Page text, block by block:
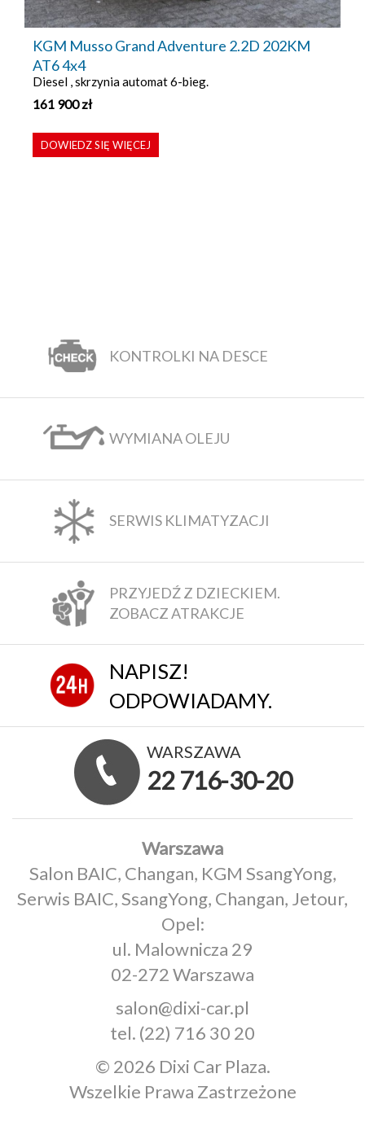
KGM Musso Grand Adventure 2.2D 202KM
AT6 4x4
Diesel , skrzynia automat 6-bieg.
161 900zł
DOWIEDZ SIĘ WIĘCEJ
KONTROLKI NA DESCE
WYMIANA OLEJU
SERWIS KLIMATYZACJI
PRZYJEDŹ Z DZIECKIEM.
ZOBACZ ATRAKCJE
NAPISZ!
ODPOWIADAMY.
WARSZAWA
22 716-30-20
Warszawa
Salon BAIC, Changan, KGM SsangYong,
Serwis BAIC, SsangYong, Changan, Jetour,
Opel:
ul. Malownicza 29
02-272 Warszawa
salon@dixi-car.pl
tel. (22) 716 30 20
© 2026 Dixi Car Plaza.
Wszelkie Prawa Zastrzeżone